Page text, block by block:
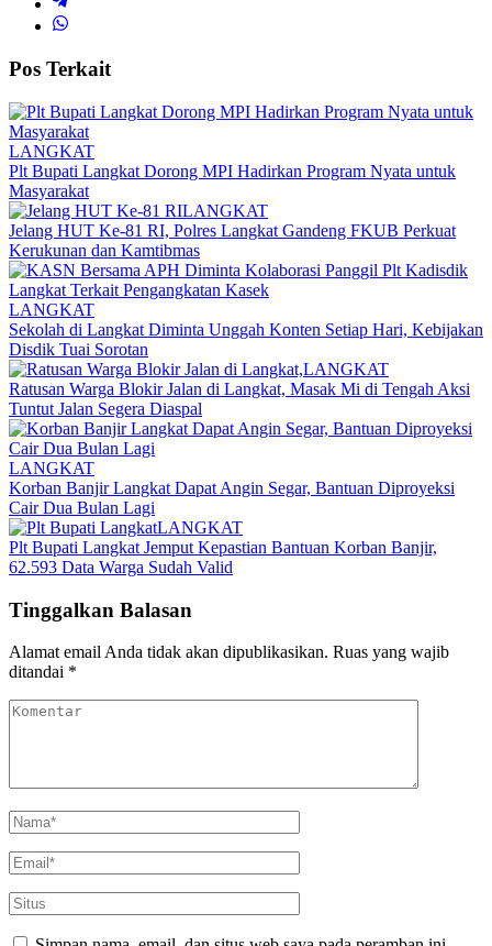
Pos Terkait
LANGKAT
Plt Bupati Langkat Dorong MPI Hadirkan Program Nyata untuk
Masyarakat
LANGKAT
Jelang HUT Ke-81 RI, Polres Langkat Gandeng FKUB Perkuat
Kerukunan dan Kamtibmas
LANGKAT
Sekolah di Langkat Diminta Unggah Konten Setiap Hari, Kebijakan
Disdik Tuai Sorotan
LANGKAT
Ratusan Warga Blokir Jalan di Langkat, Masak Mi di Tengah Aksi
Tuntut Jalan Segera Diaspal
LANGKAT
Korban Banjir Langkat Dapat Angin Segar, Bantuan Diproyeksi
Cair Dua Bulan Lagi
LANGKAT
Plt Bupati Langkat Jemput Kepastian Bantuan Korban Banjir,
62.593 Data Warga Sudah Valid
Tinggalkan Balasan
Alamat email Anda tidak akan dipublikasikan. Ruas yang wajib
ditandai *